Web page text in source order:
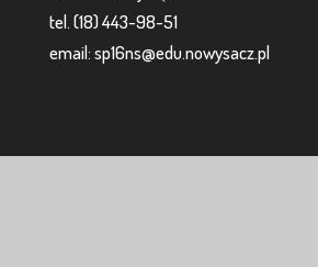
tel. (18) 443-98-51
email: sp16ns@edu.nowysacz.pl